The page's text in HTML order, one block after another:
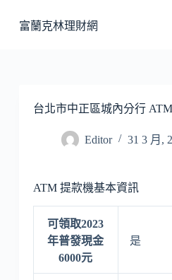
至
富蘭克林理財網
台北市中正區城內分行
Editor 31 3 月,
ATM 提款機基本資訊
可領取2023
年普發現金
6000元
是